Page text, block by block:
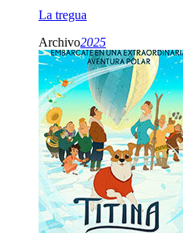
La tregua
Archivo2025